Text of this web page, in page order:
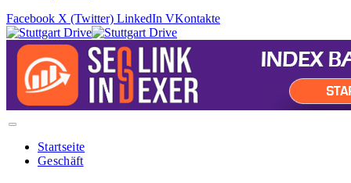
Facebook X (Twitter) LinkedIn VKontakte
Startseite
Geschäft